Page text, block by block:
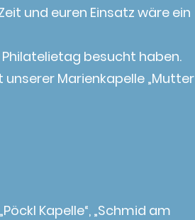
und euren Einsatz wäre ein
Philatelietag besucht haben.
Marienkapelle „Mutter
Kapelle“, „Schmid am